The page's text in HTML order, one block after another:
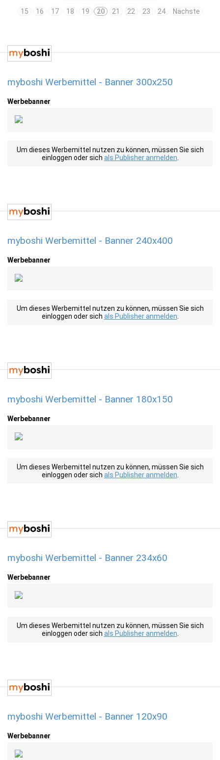
15
16 17 18 19 20 21 22 23 24 Nächste
myboshi Werbemittel - Banner 300x250
Werbebanner
Um dieses Werbemittel nutzen zu können, müssen Sie sich
einloggen oder sich als Publisher anmelden
myboshi Werbemittel - Banner 240x400
Werbebanner
Um dieses Werbemittel nutzen zu können, müssen Sie sich
einloggen oder sich als Publisher anmelden
myboshi Werbemittel - Banner 180x150
Werbebanner
Um dieses Werbemittel nutzen zu können, müssen Sie sich
einloggen oder sich als Publisher anmelden
myboshi Werbemittel - Banner 234x60
Werbebanner
Um dieses Werbemittel nutzen zu können, müssen Sie sich
einloggen oder sich als Publisher anmelden
myboshi Werbemittel - Banner 120x90
Werbebanner